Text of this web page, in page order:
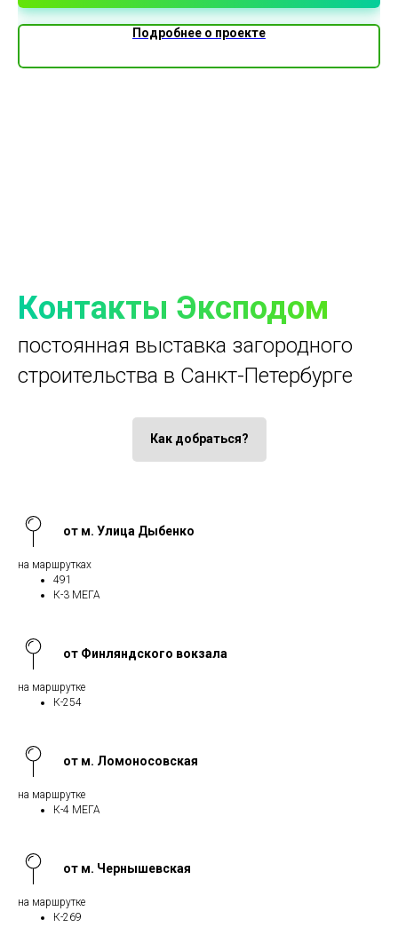
Подробнее о проекте
Контакты Эксподом
постоянная выставка загородного
строительства в Санкт-Петербурге
Как добраться?
от м. Улица Дыбенко
на маршрутках
491
К-3 МЕГА
от Финляндского вокзала
на маршрутке
К-254
от м. Ломоносовская
на маршрутке
К-4 МЕГА
от м. Чернышевская
на маршрутке
К-269